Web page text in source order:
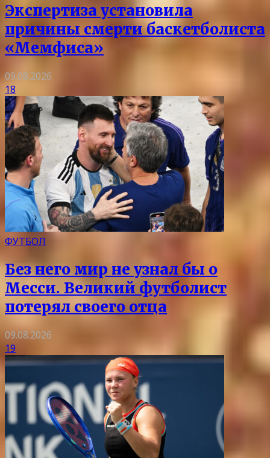
Экспертиза установила
причины смерти баскетболиста
«Мемфиса»
09.08.2026
18
ФУТБОЛ
Без него мир не узнал бы о
Месси. Великий футболист
потерял своего отца
09.08.2026
19